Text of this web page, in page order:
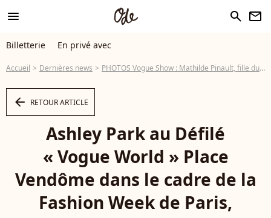
menu search newsletter
Billetterie En privé avec
Accueil Dernières news PHOTOS Vogue Show : Mathilde Pinault, fille du milliardaire français, tout en dentelle comme une autre star hollywoodienne
arrow_left RETOUR ARTICLE
Ashley Park au Défilé
« Vogue World » Place
Vendôme dans le cadre de la
Fashion Week de Paris,